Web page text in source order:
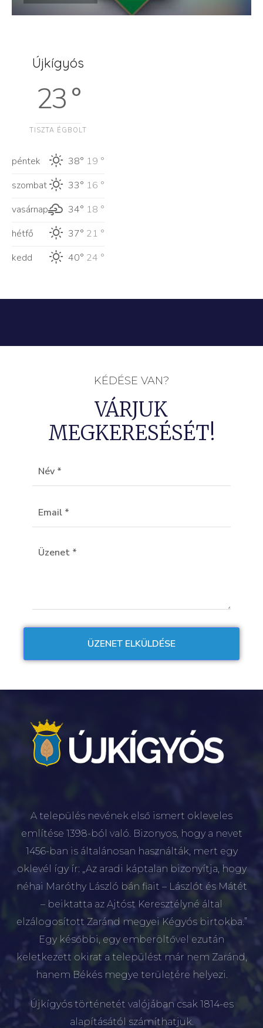
Újkígyós
23 °
TISZTA ÉGBOLT
péntek 38° 19 °
szombat
33° 16 °
vasárnap
34° 18 °
hétfő
37° 21 °
kedd
40° 24 °
KÉDÉSE VAN?
VÁRJUK
MEGKERESÉSÉT!
A település nevének első ismert okleveles
említése 1398-ból való. Bizonyos, hogy a nevet
1456-ban is általánosan használták, mert egy
oklevél így ír: „Az aradi káptalan bizonyítja, hogy
néhai Maróthy László bán fiait – Lászlót és Mátét
– beiktatta az Ajtóst Keresztélyné által
elzálogosított Zaránd megyei Kégyós birtokba.”
Egy későbbi, egy emberöltővel ezután
keletkezett okirat a települést már nem Zaránd,
hanem Békés megye területére helyezi.
Újkígyós történetét valójában csak 1814-es
alapításától számíthatjuk.